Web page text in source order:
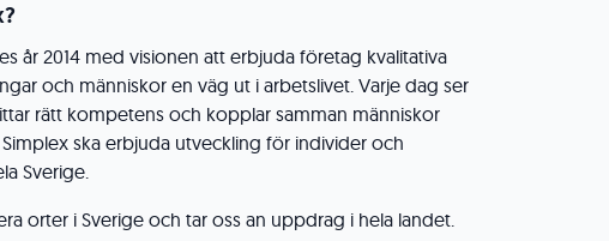
år 2014 med visionen att erbjuda företag kvalitativa
och människor en väg ut i arbetslivet. Varje dag ser
rätt kompetens och kopplar samman människor
ska erbjuda utveckling för individer och
Sverige.
orter i Sverige och tar oss an uppdrag i hela landet.